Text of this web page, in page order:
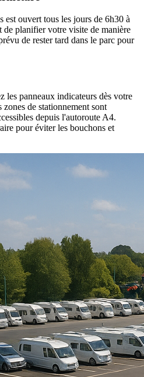
ouvert tous les jours de 6h30 à
de planifier votre visite de manière
de rester tard dans le parc pour
les panneaux indicateurs dès votre
de stationnement sont
depuis l'autoroute A4.
pour éviter les bouchons et